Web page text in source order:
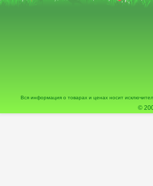
Вся информация о товарах и ценах носит
©